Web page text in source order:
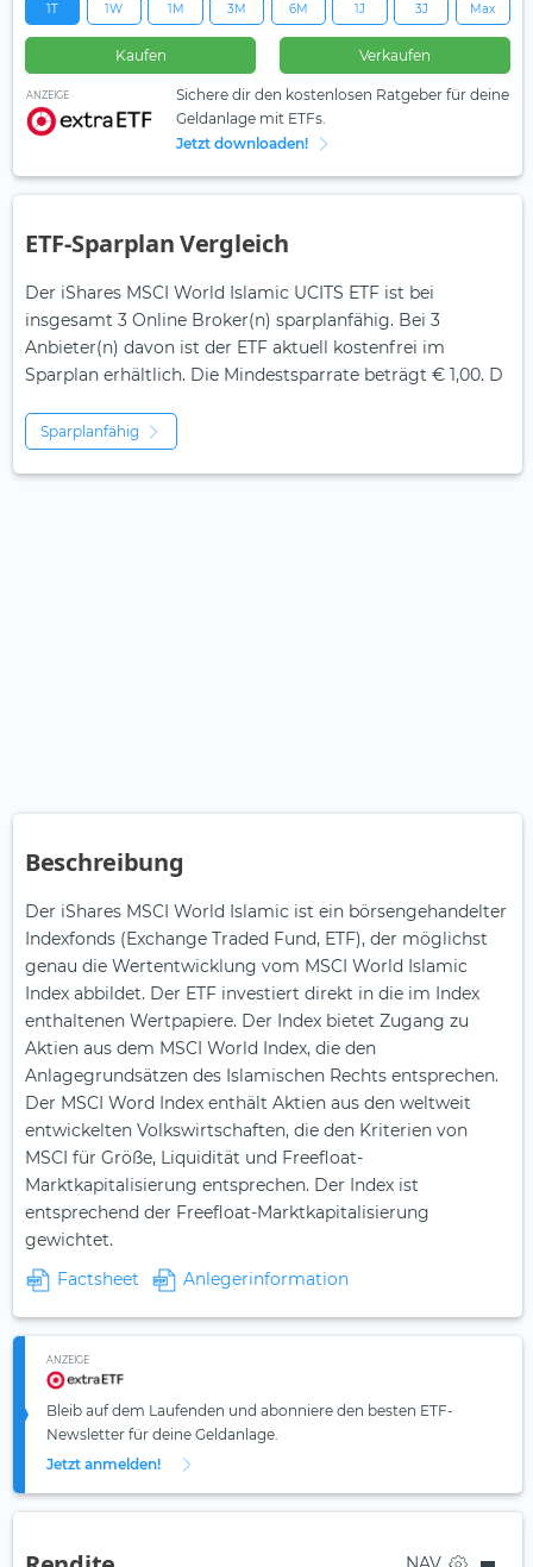
1T 1W 1M 3M 6M 1J 3J Max
Kaufen Verkaufen
ANZEIGE
Sichere dir den kostenlosen Ratgeber für deine
Geldanlage mit ETFs.
Jetzt downloaden!
ETF-Sparplan Vergleich
Der iShares MSCI World Islamic UCITS ETF ist bei
insgesamt 3 Online Broker(n) sparplanfähig. Bei 3
Anbieter(n) davon ist der ETF aktuell kostenfrei im
Sparplan erhältlich. Die Mindestsparrate beträgt € 1,00. D
Sparplanfähig
Beschreibung
Der iShares MSCI World Islamic ist ein börsengehandelter
Indexfonds (Exchange Traded Fund, ETF), der möglichst
genau die Wertentwicklung vom MSCI World Islamic
Index abbildet. Der ETF investiert direkt in die im Index
enthaltenen Wertpapiere. Der Index bietet Zugang zu
Aktien aus dem MSCI World Index, die den
Anlagegrundsätzen des Islamischen Rechts entsprechen.
Der MSCI Word Index enthält Aktien aus den weltweit
entwickelten Volkswirtschaften, die den Kriterien von
MSCI für Größe, Liquidität und Freefloat-
Marktkapitalisierung entsprechen. Der Index ist
entsprechend der Freefloat-Marktkapitalisierung
gewichtet.
Factsheet
Anlegerinformation
ANZEIGE
Bleib auf dem Laufenden und abonniere den besten ETF-
Newsletter für deine Geldanlage.
Jetzt anmelden!